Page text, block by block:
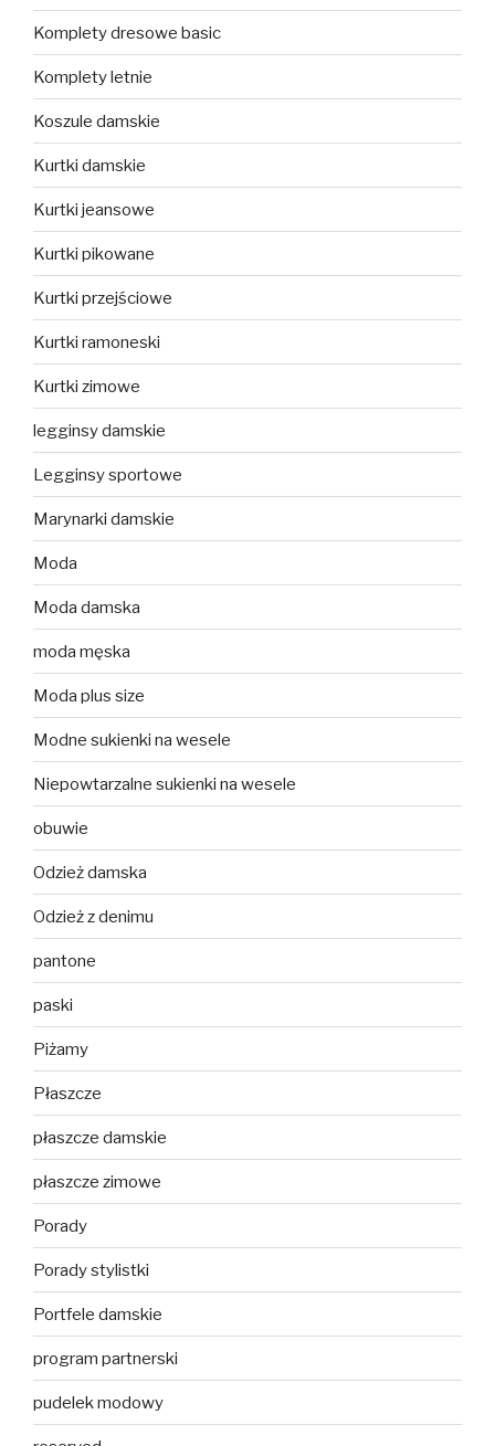
Komplety dresowe basic
Komplety letnie
Koszule damskie
Kurtki damskie
Kurtki jeansowe
Kurtki pikowane
Kurtki przejściowe
Kurtki ramoneski
Kurtki zimowe
legginsy damskie
Legginsy sportowe
Marynarki damskie
Moda
Moda damska
moda męska
Moda plus size
Modne sukienki na wesele
Niepowtarzalne sukienki na wesele
obuwie
Odzież damska
Odzież z denimu
pantone
paski
Piżamy
Płaszcze
płaszcze damskie
płaszcze zimowe
Porady
Porady stylistki
Portfele damskie
program partnerski
pudelek modowy